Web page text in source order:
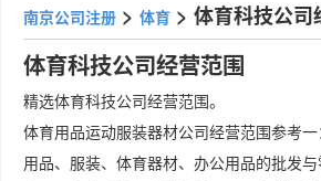
南京公司注册 > 体育 > 体育科技公司
体育科技公司经营范围
精选体育科技公司经营范围。
体育用品运动服装器材公司经营范围参考
用品、服装、体育器材、办公用品的批发